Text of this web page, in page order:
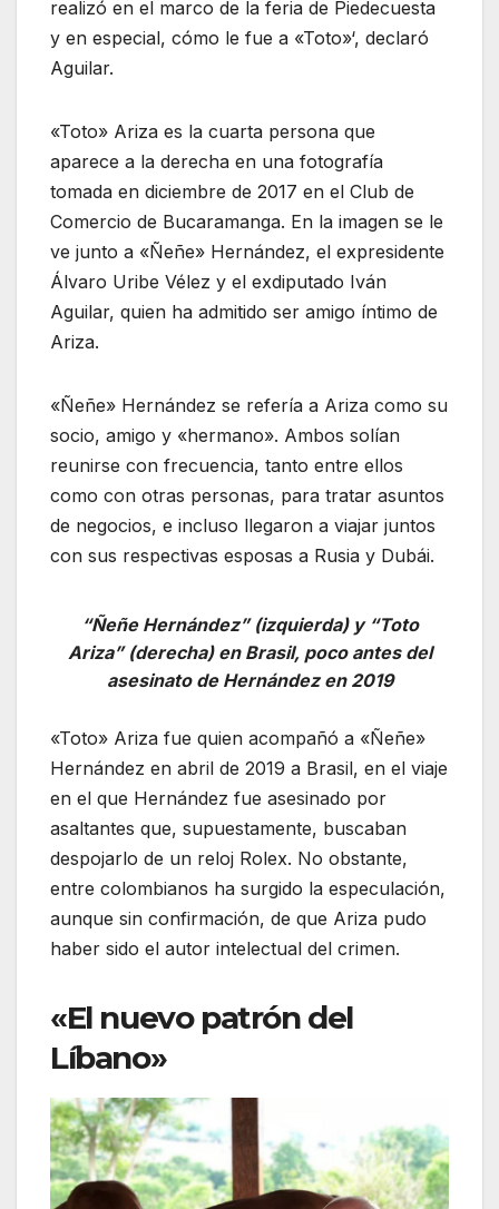
realizó en el marco de la feria de Piedecuesta
y en especial, cómo le fue a «Toto»‘, declaró
Aguilar.
«Toto» Ariza es la cuarta persona que
aparece a la derecha en una fotografía
tomada en diciembre de 2017 en el Club de
Comercio de Bucaramanga. En la imagen se le
ve junto a «Ñeñe» Hernández, el expresidente
Álvaro Uribe Vélez y el exdiputado Iván
Aguilar, quien ha admitido ser amigo íntimo de
Ariza.
«Ñeñe» Hernández se refería a Ariza como su
socio, amigo y «hermano». Ambos solían
reunirse con frecuencia, tanto entre ellos
como con otras personas, para tratar asuntos
de negocios, e incluso llegaron a viajar juntos
con sus respectivas esposas a Rusia y Dubái.
“Ñeñe Hernández” (izquierda) y “Toto
Ariza” (derecha) en Brasil, poco antes del
asesinato de Hernández en 2019
«Toto» Ariza fue quien acompañó a «Ñeñe»
Hernández en abril de 2019 a Brasil, en el viaje
en el que Hernández fue asesinado por
asaltantes que, supuestamente, buscaban
despojarlo de un reloj Rolex. No obstante,
entre colombianos ha surgido la especulación,
aunque sin confirmación, de que Ariza pudo
haber sido el autor intelectual del crimen.
«El nuevo patrón del
Líbano»